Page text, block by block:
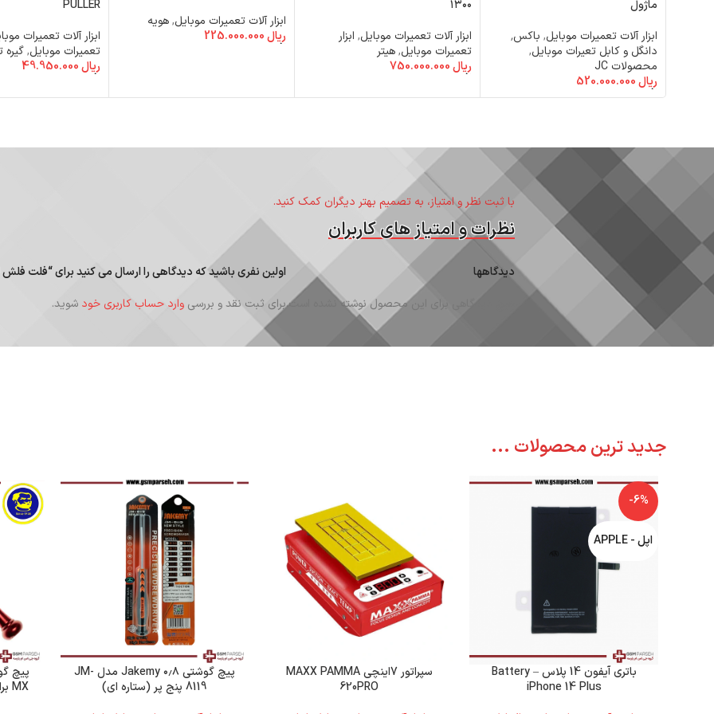
ماژول
ابزار آلات تعمیرات موبایل,
باکس٬
دانگل و کابل تعیرات موبایل,
محصولات JC
ریال
افزودن به سبد خرید
۱۳۰۰
ابزار آلات تعمیرات موبایل, ابزار
تعمیرات موبایل,هیتر
ریال
افزودن به سبد خرید
ابزار آلات تعمیرات موبایل,هویه
ریال
افزودن به سبد خرید
PULLER
ابزار آلات تعمیرات
تعمیرات موبایل,گیره
ریال
افزودن به سبد خرید
با ثبت نظر و امتیاز، به تصمیم بهتر دیگران کمک کنید.
نظرات و امتیاز های کاربران
دیدگاهها
هیچ دیدگاهی برای این محصول نوشته نشده است.
اولین نفری باشید که دیدگاهی را ارسال می کنید برای “فلت فلش
برای ثبت نقد و بررسی وارد حساب کاربری خود شوید.
جدید ترین محصولات ...
-6%
اپل - APPLE
باتری آیفون 14 پلاس – Battery
iPhone 14 Plus
سپراتور 7اینچی MAXX PAMMA
620PRO
پیچ گوشتی ۰٫۸ Jakemy مدل JM-
8119 پنج پر (ستاره ای)